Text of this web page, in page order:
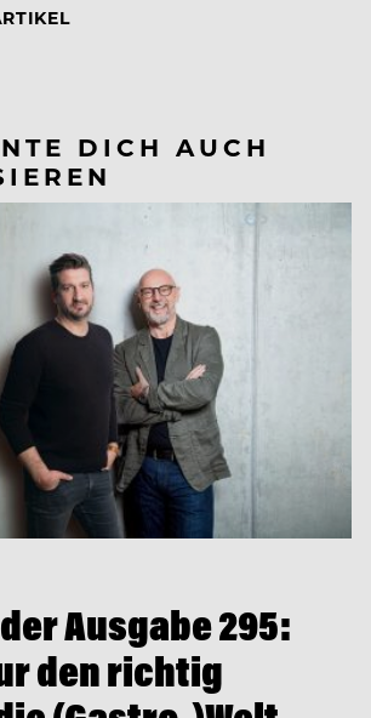
DICH AUCH
Ausgabe 295:
den richtig